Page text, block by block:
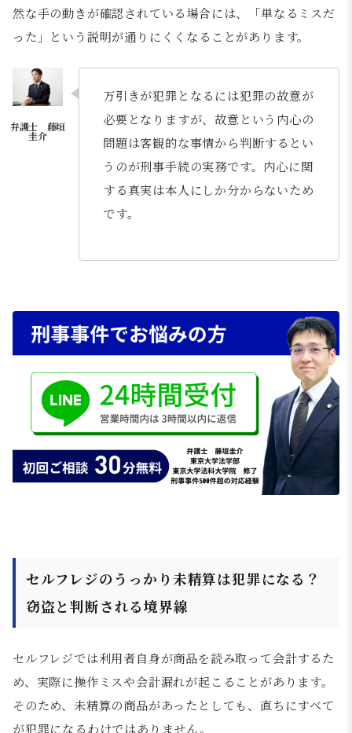
然な手の動きが確認されている場合には、「単なるミスだ
った」という説明が通りにくくなることがあります。
万引きが犯罪となるには犯罪の故意が
必要となりますが、故意という内心の
問題は客観的な事情から判断するとい
うのが刑事手続の実務です。内心に関
する真実は本人にしか分からないため
です。
セルフレジのうっかり未精算は犯罪になる？
窃盗と判断される境界線
セルフレジでは利用者自身が商品を読み取って会計するた
め、実際に操作ミスや会計漏れが起こることがあります。
そのため、未精算の商品があったとしても、直ちにすべて
が犯罪になるわけではありません。